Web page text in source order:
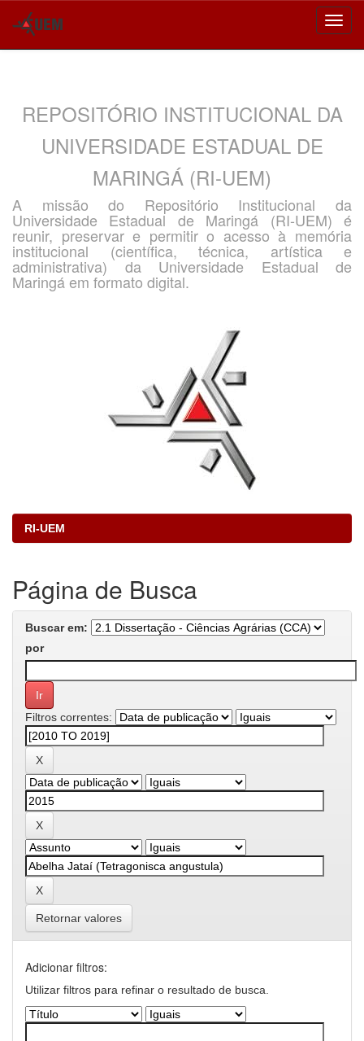
REPOSITÓRIO INSTITUCIONAL DA
UNIVERSIDADE ESTADUAL DE
MARINGÁ (RI-UEM)
A missão do Repositório Institucional da
Universidade Estadual de Maringá (RI-UEM) é
reunir, preservar e permitir o acesso à memória
institucional (científica, técnica, artística e
administrativa) da Universidade Estadual de
Maringá em formato digital.
RI-UEM
Página de Busca
Buscar em:
por
Filtros correntes:
Retornar valores
Adicionar filtros:
Utilizar filtros para refinar o resultado de busca.